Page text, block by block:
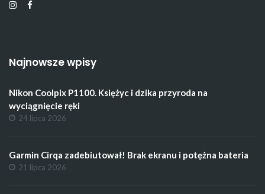
Najnowsze wpisy
Nikon Coolpix P1100. Księżyc i dzika przyroda na
wyciągnięcie ręki
24 lipca 2026
Garmin Cirqa zadebiutował! Brak ekranu i potężna bateria
21 lipca 2026